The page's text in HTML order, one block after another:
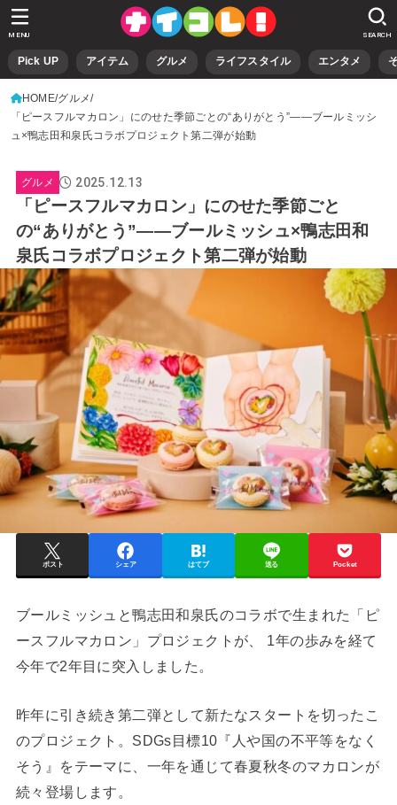
Pick UP アイテム グルメ ライフスタイル エンタメ
SEARCH
MENU
HOME グルメ
「ピースフルマカロン」にのせた季節ごとの“ありがとう”――ブールミッシ
ュ×鴨志田和泉氏コラボプロジェクト第二弾が始動
グルメ 2025.12.13
「ピースフルマカロン」にのせた季節ごと
の“ありがとう”――ブールミッシュ×鴨志田和
泉氏コラボプロジェクト第二弾が始動
ポスト シェア はてブ 送る Pocket
ブールミッシュと鴨志田和泉氏のコラボで生まれた「ピ
ースフルマカロン」プロジェクトが、 1年の歩みを経て
今年で2年目に突入しました。
昨年に引き続き第二弾として新たなスタートを切ったこ
のプロジェクト。SDGs目標10『人や国の不平等をなく
そう』をテーマに、一年を通じて春夏秋冬のマカロンが
続々登場します。